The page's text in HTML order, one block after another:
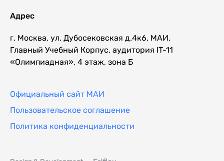
Адрес
г. Москва, ул. Дубосековская д.4к6, МАИ,
Главный Учебный Корпус, аудитория IT-11
«Олимпиадная», 4 этаж, зона Б
Официальный сайт МАИ
Пользовательское соглашение
Политика конфиденциальности